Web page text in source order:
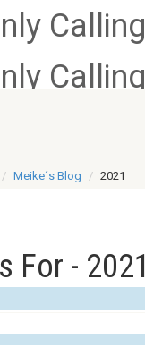
Meike´s Blog 2021
For - 2021